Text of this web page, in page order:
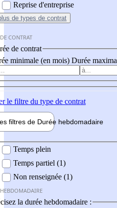
Reprise d'entreprise
de types de contrat
CONTRAT
de contrat
minimale (en mois) Durée
le filtre du type de contrat
filtres de Durée hebdomadaire
Temps plein
Temps partiel (1)
Non renseignée (1)
la durée hebdomadaire :